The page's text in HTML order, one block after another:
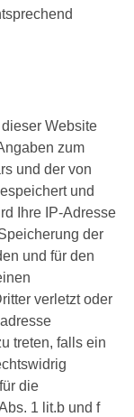
Website
zum
und der von
und
Ihre IP-Adresse
der
und für den
verletzt oder
treten, falls ein
die
1 lit.b und f